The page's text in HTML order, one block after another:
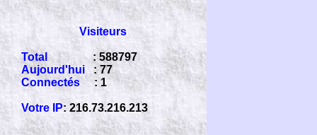
Visiteurs
Total : 588797
Aujourd'hui : 77
Connectés: 1
Votre IP: 216.73.216.213